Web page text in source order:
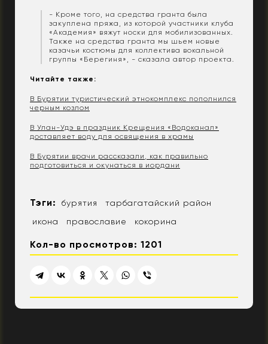
- Кроме того, на средства гранта была
закуплена пряжа, из которой участники клуба
«Академия» вяжут носки для мобилизованных.
Также на средства гранта мы шьем новые
казачьи костюмы для коллектива вокальной
группы «Берегиня», - сказала автор проекта.
Читайте также:
В Бурятии туристический этнокомплекс пополнился
черным козлом
В Улан-Удэ в праздник Крещения «Водоканал»
доставляет воду для освящения в храмы
В Бурятии врачи рассказали, как правильно
подготовиться и окунаться в иордани
Тэги: бурятия
тарбагатайский район
икона
православие кокорина
Кол-во просмотров: 1201